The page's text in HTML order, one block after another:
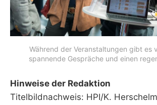
Während der Veranstaltungen gibt es
spannende Gespräche und einen
Hinweise der Redaktion
Titelbildnachweis: HPI/K.